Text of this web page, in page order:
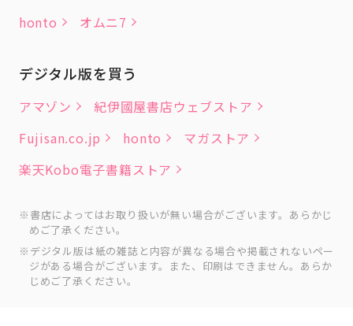
honto オムニ7
デジタル版を買う
アマゾン
紀伊國屋書店ウェブストア
Fujisan.co.jp
honto
マガストア
楽天Kobo電子書籍ストア
書店によってはお取り扱いが無い場合がございます。あらかじ
めご了承ください。
デジタル版は紙の雑誌と内容が異なる場合や掲載されないペー
ジがある場合がございます。また、印刷はできません。あらか
じめご了承ください。